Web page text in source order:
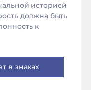
историей
должна быть
к
в знаках